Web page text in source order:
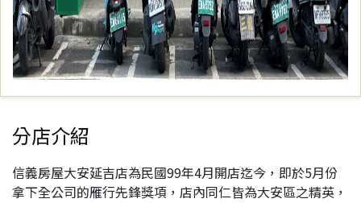
分店介紹
信義房屋大安延吉店為民國99年4月開店迄今，即於5月份
拿下全公司的雁行先鋒獎項，店內同仁皆為大安區之精英，